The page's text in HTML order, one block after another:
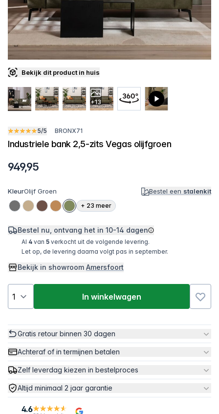
Bekijk dit product in huis
+13
5/5 BRONX71
Industriele bank 2,5-zits Vegas olijfgroen
949,95
KleurOlijf Groen Bestel een stalenkit
+ 23 meer
Bestel nu, ontvang het in 10-14 dagen
Al 4 van 5 verkocht uit de volgende levering.
Let op, de levering daarna volgt pas in september.
Bekijk in showroom Amersfoort
In winkelwagen
Gratis retour binnen 30 dagen
Achteraf of in termijnen betalen
Zelf leverdag kiezen in bestelproces
Altijd minimaal 2 jaar garantie
4.6